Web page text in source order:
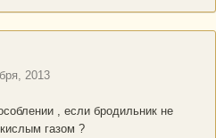
2013
, если бродильник не
газом ?